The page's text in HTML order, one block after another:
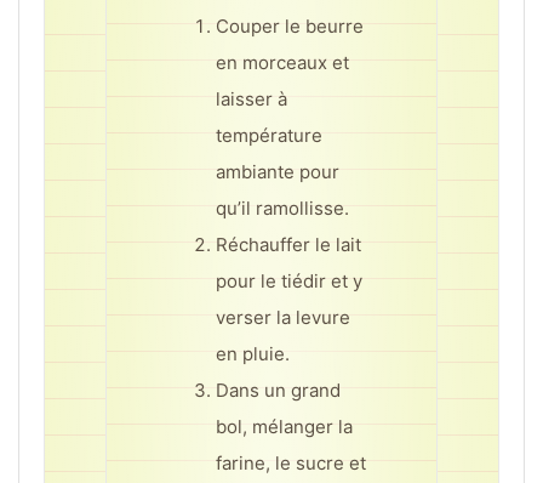
Couper le beurre
en morceaux et
laisser à
température
ambiante pour
qu’il ramollisse.
Réchauffer le lait
pour le tiédir et y
verser la levure
en pluie.
Dans un grand
bol, mélanger la
farine, le sucre et